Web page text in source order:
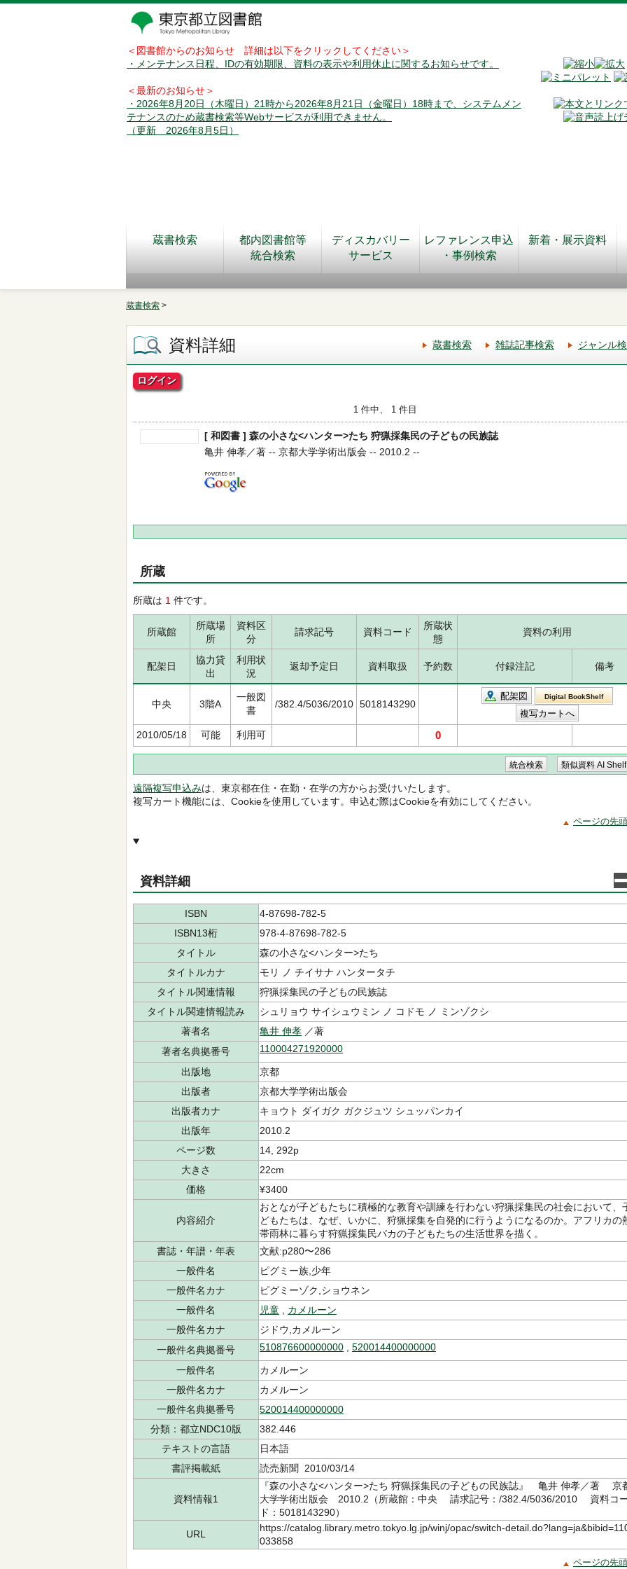
＜図書館からのお知らせ 詳細は以下をクリックしてください＞
・メンテナンス日程、IDの有効期限、資料の表示や利用休止に関するお知らせです。
＜最新のお知らせ＞
・2026年8月20日（木曜日）21時から2026年8月21日（金曜日）18時まで、システムメン
テナンスのため蔵書検索等Webサービスが利用できません。
（更新 2026年8月5日）
蔵書検索
都内図書館等
統合検索
ディスカバリー
サービス
レファレンス申込
・事例検索
新着・展示資料
蔵書検索 >
資料詳細 蔵書検索 雑誌記事検索 ジャンル
ログイン
1 件中、 1 件目
[ 和図書 ] 森の小さな<ハンター>たち 狩猟採集民の子どもの民族誌
亀井 伸孝／著 -- 京都大学学術出版会 -- 2010.2 --
所蔵
所蔵は 1 件です。
所蔵館
所蔵場
所
資料区
分
請求記号 資料コード
所蔵状
態
資料の利用
配架日
協力貸
出
利用状
況
返却予定日 資料取扱 予約数 付録注記 備考
中央 3階A
一般図
書
/382.4/5036/2010 5018143290
配架図 Digital BookShelf
2010/05/18 可能 利用可 0
遠隔複写申込みは、東京都在住・在勤・在学の方からお受けいたします。
複写カート機能には、Cookieを使用しています。申込む際はCookieを有効にしてください。
ページの先
資料詳細
ISBN
4-87698-782-5
ISBN13桁
978-4-87698-782-5
タイトル
森の小さな<ハンター>たち
タイトルカナ
モリ ノ チイサナ ハンタータチ
タイトル関連情報
狩猟採集民の子どもの民族誌
タイトル関連情報読み
シュリョウ サイシュウミン ノ コドモ ノ ミンゾクシ
著者名
亀井 伸孝 ／著
著者名典拠番号
110004271920000
出版地
京都
出版者
京都大学学術出版会
出版者カナ
キョウト ダイガク ガクジュツ シュッパンカイ
出版年
2010.2
ページ数
14, 292p
大きさ
22cm
価格
¥3400
内容紹介
おとなが子どもたちに積極的な教育や訓練を行わない狩猟採集民の社会において、
どもたちは、なぜ、いかに、狩猟採集を自発的に行うようになるのか。アフリカの
帯雨林に暮らす狩猟採集民バカの子どもたちの生活世界を描く。
書誌・年譜・年表
文献:p280〜286
一般件名
ピグミー族,少年
一般件名カナ
ピグミーゾク,ショウネン
一般件名
児童
カメルーン
一般件名カナ
ジドウ,カメルーン
一般件名典拠番号
510876600000000 520014400000000
一般件名
カメルーン
一般件名カナ
カメルーン
一般件名典拠番号
520014400000000
分類：都立NDC10版
382.446
テキストの言語
日本語
書評掲載紙
読売新聞 2010/03/14
資料情報1
『森の小さな<ハンター>たち 狩猟採集民の子どもの民族誌』 亀井 伸孝／著 京
大学学術出版会 2010.2（所蔵館：中央 請求記号：/382.4/5036/2010 資料コ
ド：5018143290）
URL
https://catalog.library.metro.tokyo.lg.jp/winj/opac/switch-
033858
ページの先